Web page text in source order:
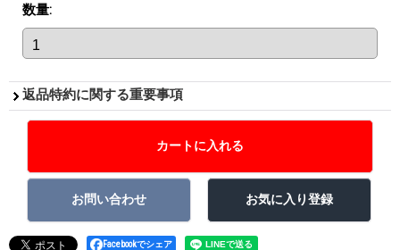
数量:
返品特約に関する重要事項
Facebookでシェア